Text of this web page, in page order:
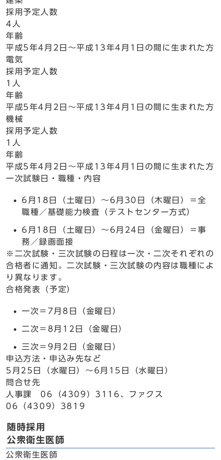
採用予定人数
4人
年齢
平成5年4月2日～平成13年4月1日の間に生まれた方
電気
採用予定人数
1人
年齢
平成5年4月2日～平成13年4月1日の間に生まれた方
機械
採用予定人数
1人
年齢
平成5年4月2日～平成13年4月1日の間に生まれた方
一次試験日・職種・内容
6月18日（土曜日）～6月30日（木曜日）＝全
職種／基礎能力検査（テストセンター方式）
6月18日（土曜日）～6月24日（金曜日）＝事
務／録画面接
※二次試験・三次試験の日程は一次・二次それぞれの
合格者に通知。二次試験・三次試験の内容は職種によ
り異なります。
合格発表（予定）
一次＝7月8日（金曜日）
二次＝8月12日（金曜日）
三次＝9月2日（金曜日）
申込方法・申込み先など
5月25日（水曜日）～6月15日（水曜日）
問合せ先
人事課 06（4309）3116、ファクス
06（4309）3819
随時採用
公衆衛生医師
公衆衛生医師